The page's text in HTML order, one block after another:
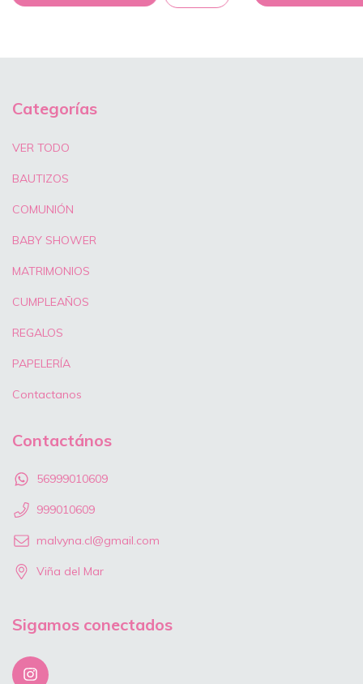
Categorías
VER TODO
BAUTIZOS
COMUNIÓN
BABY SHOWER
MATRIMONIOS
CUMPLEAÑOS
REGALOS
PAPELERÍA
Contactanos
Contactános
56999010609
999010609
malvyna.cl@gmail.com
Viña del Mar
Sigamos conectados